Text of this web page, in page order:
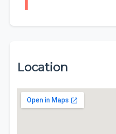
Location